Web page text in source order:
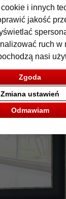
i innych
jakość
ruch w
nasi
Zgoda
Odmawiam
Zmiana ustawień